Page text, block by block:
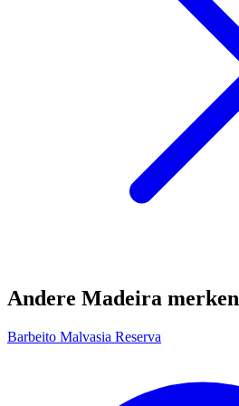
Andere Madeira merken
Barbeito Malvasia Reserva